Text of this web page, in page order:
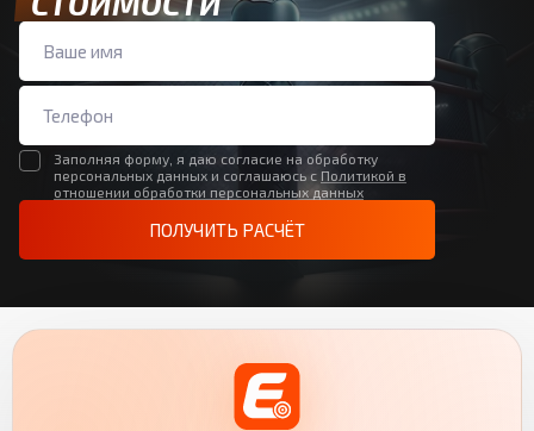
Заполняя форму, я даю согласие на обработку
персональных данных и соглашаюсь с Политикой в
отношении обработки персональных данных
ПОЛУЧИТЬ РАСЧЁТ